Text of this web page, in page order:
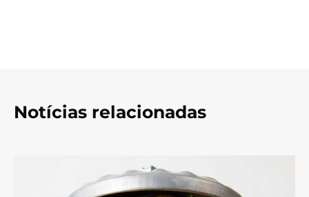
Notícias relacionadas